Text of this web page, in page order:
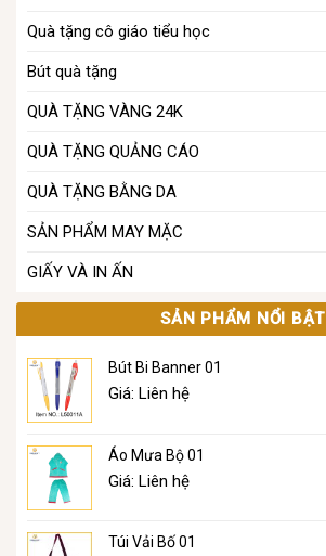
Quà tặng cô giáo tiểu học
Bút quà tặng
QUÀ TẶNG VÀNG 24K
QUÀ TẶNG QUẢNG CÁO
QUÀ TẶNG BẰNG DA
SẢN PHẨM MAY MẶC
GIẤY VÀ IN ẤN
SẢN PHẨM NỔI BẬT
Bút Bi Banner 01
Giá: Liên hệ
Áo Mưa Bộ 01
Giá: Liên hệ
Túi Vải Bố 01